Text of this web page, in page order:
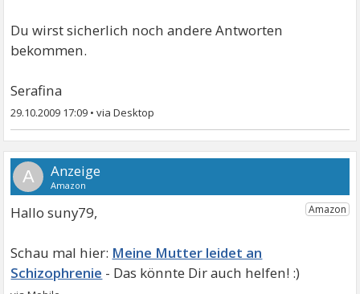
Du wirst sicherlich noch andere Antworten
bekommen.
Serafina
29.10.2009 17:09 •
A
Hallo suny79,
Meine Mutter leidet an
Schizophrenie